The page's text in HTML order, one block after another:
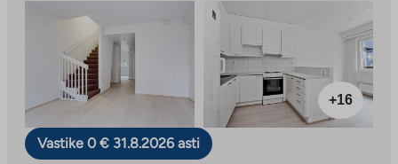
+16
Vastike 0 € 31.8.2026 asti